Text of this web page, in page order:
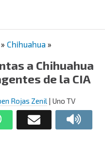
» Chihuahua »
a Chihuahua
de la CIA
Rojas Zenil | Uno TV